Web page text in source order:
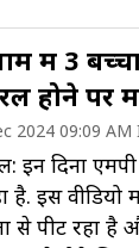
में 3 बच्चों
होने पर
2024 09:09 AM
इन दिनों
है. इस
से पीट रहा है